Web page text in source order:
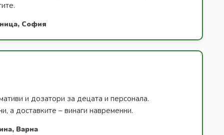
София
и дозатори за децата и персонала.
а доставките – винаги навременни.
Варна